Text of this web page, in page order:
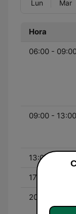
Lun Mar
Hora
06:00 -
09:00 - 13:00
13:00 - 17:00
17:00 - 20:00
20:00 - 00:00